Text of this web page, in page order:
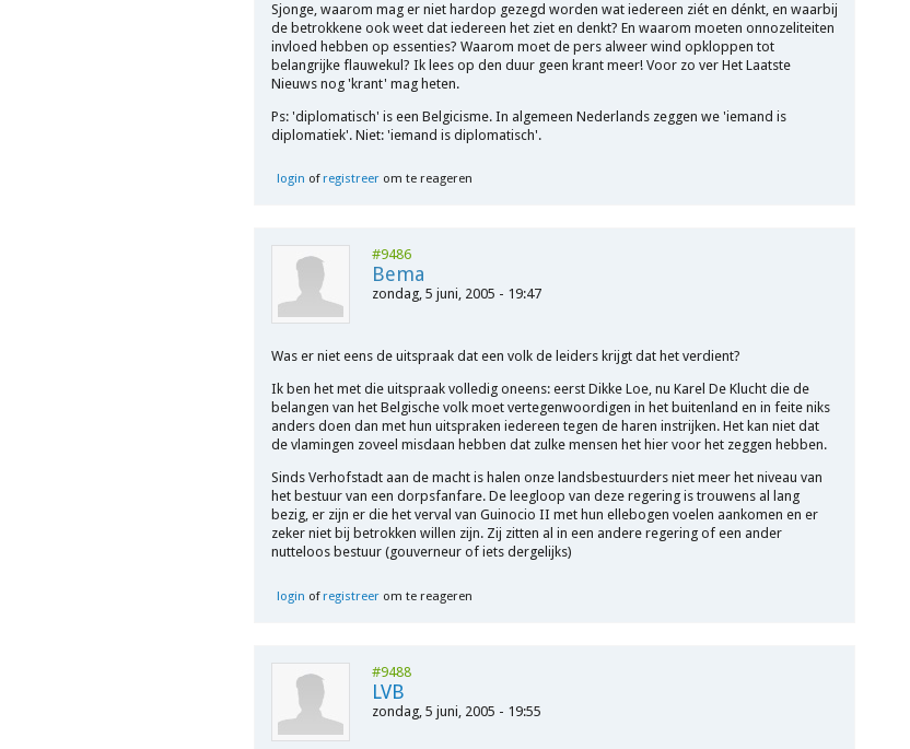
Sjonge, waarom mag er niet hardop gezegd worden wat iedereen ziét en dénkt, en waarbij
de betrokkene ook weet dat iedereen het ziet en denkt? En waarom moeten onnozeliteiten
invloed hebben op essenties? Waarom moet de pers alweer wind opkloppen tot
belangrijke flauwekul? Ik lees op den duur geen krant meer! Voor zo ver Het Laatste
Nieuws nog 'krant' mag heten.
Ps: 'diplomatisch' is een Belgicisme. In algemeen Nederlands zeggen we 'iemand is
diplomatiek'. Niet: 'iemand is diplomatisch'.
login ofregistreer om te reageren
#9486
Bema
zondag, 5 juni, 2005 - 19:47
Was er niet eens de uitspraak dat een volk de leiders krijgt dat het verdient?
Ik ben het met die uitspraak volledig oneens: eerst Dikke Loe, nu Karel De Klucht die de
belangen van het Belgische volk moet vertegenwoordigen in het buitenland en in feite niks
anders doen dan met hun uitspraken iedereen tegen de haren instrijken. Het kan niet dat
de vlamingen zoveel misdaan hebben dat zulke mensen het hier voor het zeggen hebben.
Sinds Verhofstadt aan de macht is halen onze landsbestuurders niet meer het niveau van
het bestuur van een dorpsfanfare. De leegloop van deze regering is trouwens al lang
bezig, er zijn er die het verval van Guinocio II met hun ellebogen voelen aankomen en er
zeker niet bij betrokken willen zijn. Zij zitten al in een andere regering of een ander
nutteloos bestuur (gouverneur of iets dergelijks)
login ofregistreer om te reageren
#9488
LVB
zondag, 5 juni, 2005 - 19:55